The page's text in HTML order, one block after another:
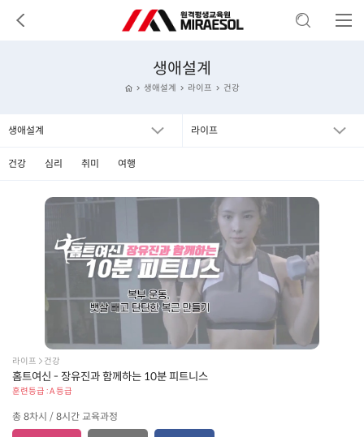
생애설계
생애설계 라이프 건강
생애설계 라이프
건강 심리 취미 여행
라이프  건강
홈트여신 - 장유진과 함께하는 10분 피트니스
훈련등급 : A 등급
총 8차시 / 8시간 교육과정